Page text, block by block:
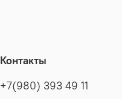
Контакты
+7(980) 393 49 11